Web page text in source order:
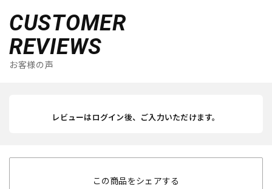
CUSTOMER
REVIEWS
お客様の声
レビューはログイン後、ご入力いただけます。
この商品をシェアする